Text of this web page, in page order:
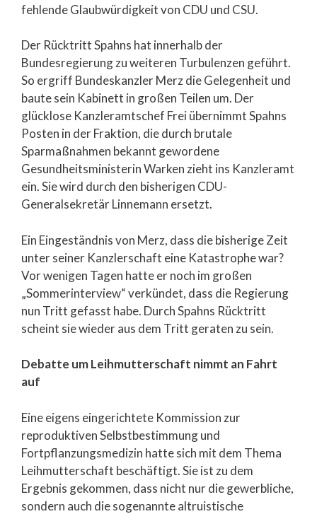
fehlende Glaubwürdigkeit von CDU und CSU.
Der Rücktritt Spahns hat innerhalb der
Bundesregierung zu weiteren Turbulenzen geführt.
So ergriff Bundeskanzler Merz die Gelegenheit und
baute sein Kabinett in großen Teilen um. Der
glücklose Kanzleramtschef Frei übernimmt Spahns
Posten in der Fraktion, die durch brutale
Sparmaßnahmen bekannt gewordene
Gesundheitsministerin Warken zieht ins Kanzleramt
ein. Sie wird durch den bisherigen CDU-
Generalsekretär Linnemann ersetzt.
Ein Eingeständnis von Merz, dass die bisherige Zeit
unter seiner Kanzlerschaft eine Katastrophe war?
Vor wenigen Tagen hatte er noch im großen
„Sommerinterview“ verkündet, dass die Regierung
nun Tritt gefasst habe. Durch Spahns Rücktritt
scheint sie wieder aus dem Tritt geraten zu sein.
Debatte um Leihmutterschaft nimmt an Fahrt
auf
Eine eigens eingerichtete Kommission zur
reproduktiven Selbstbestimmung und
Fortpflanzungsmedizin hatte sich mit dem Thema
Leihmutterschaft beschäftigt. Sie ist zu dem
Ergebnis gekommen, dass nicht nur die gewerbliche,
sondern auch die sogenannte altruistische